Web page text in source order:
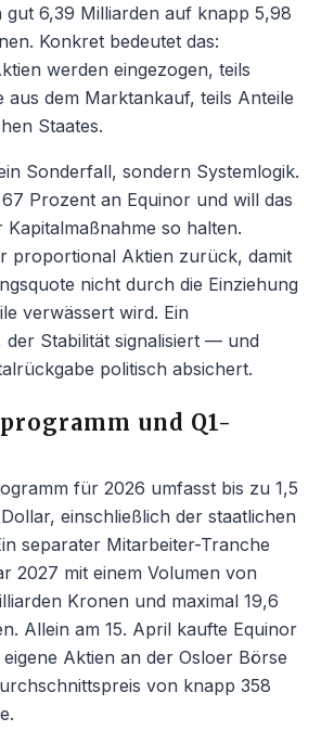
6,39 Milliarden auf knapp 5,98
Konkret bedeutet das:
werden eingezogen, teils
aus dem Marktankauf, teils Anteile
Staates.
Sonderfall, sondern Systemlogik.
Prozent an Equinor und will das
so halten.
proportional Aktien zurück, damit
nicht durch die Einziehung
verwässert wird. Ein
der Stabilität signalisiert — und
politisch absichert.
und Q1-
für 2026 umfasst bis zu 1,5
einschließlich der staatlichen
separater Mitarbeiter-Tranche
2027 mit einem Volumen von
Kronen und maximal 19,6
Allein am 15. April kaufte Equinor
Aktien an der Osloer Börse
von knapp 358